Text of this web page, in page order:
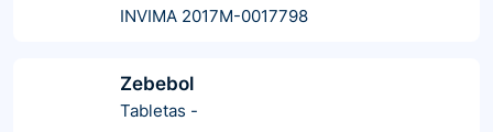
INVIMA 2017M-0017798
Zebebol
Tabletas -